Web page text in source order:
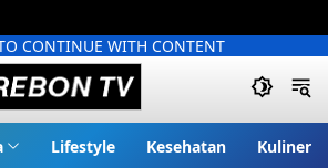
CONTINUE WITH CONTENT
Lifestyle Kesehatan Kuliner